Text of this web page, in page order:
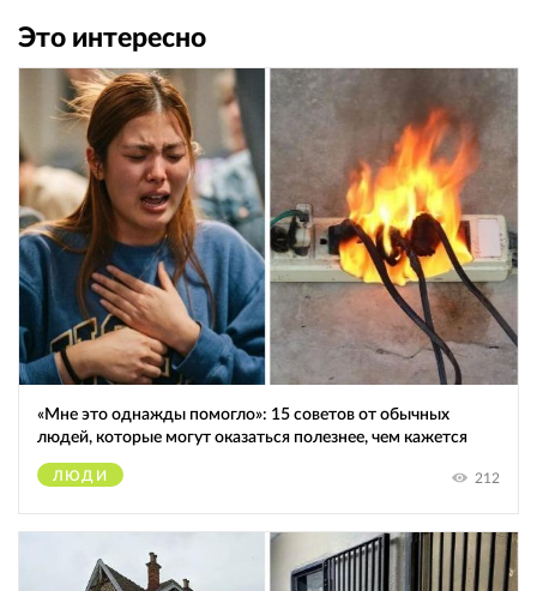
Это интересно
«Мне это однажды помогло»: 15 советов от обычных
людей, которые могут оказаться полезнее, чем кажется
ЛЮДИ 212